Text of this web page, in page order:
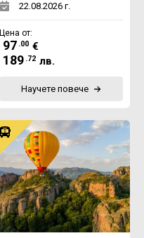
22.08.2026 г.
Цена от:
97 .00 €
189 .72 лв.
Научете повече